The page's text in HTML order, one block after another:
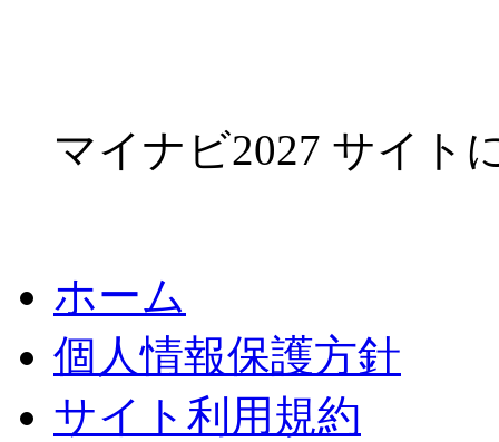
マイナビ2027 サイト
ホーム
個人情報保護方針
サイト利用規約